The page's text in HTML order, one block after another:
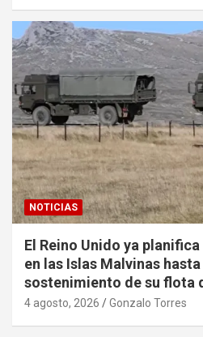
NOTICIAS
El Reino Unido ya
en las Islas Malvinas
sostenimiento de su flota
4 agosto, 2026 Gonzalo Torres